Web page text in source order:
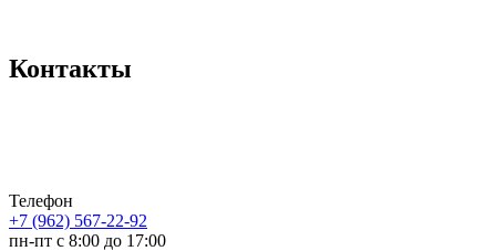
Контакты
Телефон
+7 (962) 567-22-92
пн-пт с 8:00 до 17:00